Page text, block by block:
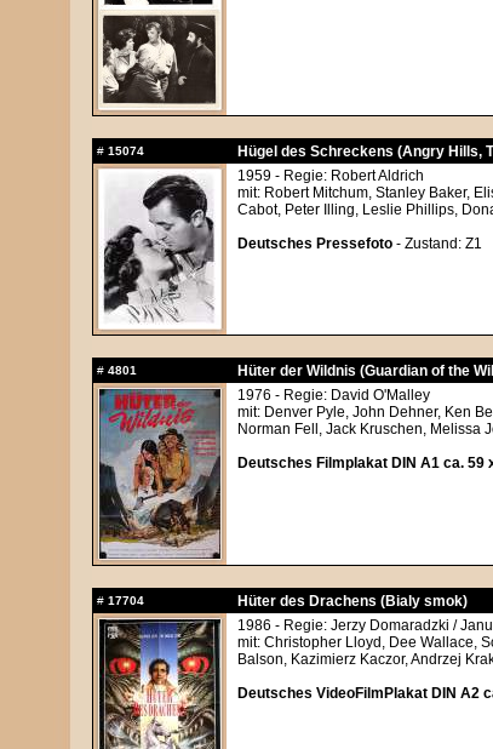
# 15074 Hügel des Schreckens (Angry Hills,
1959 - Regie: Robert Aldrich
mit: Robert Mitchum, Stanley Baker,
Cabot, Peter Illing, Leslie Phillips,
Deutsches Pressefoto - Zustand: Z1
# 4801 Hüter der Wildnis (Guardian of the
1976 - Regie: David O'Malley
mit: Denver Pyle, John Dehner, Ken
Norman Fell, Jack Kruschen, Melissa
Deutsches Filmplakat DIN A1 ca. 59
# 17704 Hüter des Drachens (Bialy smok)
1986 - Regie: Jerzy Domaradzki /
mit: Christopher Lloyd, Dee Wallace,
Balson, Kazimierz Kaczor, Andrzej
Deutsches VideoFilmPlakat DIN A2